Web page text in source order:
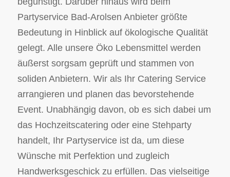
Partyservice Bad-Arolsen Anbieter größte
Bedeutung in Hinblick auf ökologische Qualität
gelegt. Alle unsere Öko Lebensmittel werden
äußerst sorgsam geprüft und stammen von
soliden Anbietern. Wir als Ihr Catering Service
arrangieren und planen das bevorstehende
Event. Unabhängig davon, ob es sich dabei um
das Hochzeitscatering oder eine Stehparty
handelt, Ihr Partyservice ist da, um diese
Wünsche mit Perfektion und zugleich
Handwerksgeschick zu erfüllen. Das vielseitige